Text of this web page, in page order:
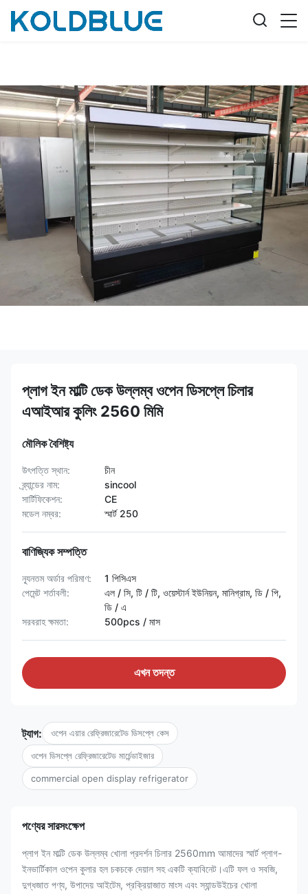
প্লাগ ইন মাল্টি ডেক উল্লম্ব ওপেন ডিসপ্লে চিলার
এআইআর কুলিং 2560 মিমি
মৌলিক বৈশিষ্ট্য
উৎপত্তি স্থান:
চীন
ব্র্যান্ডের নাম:
sincool
সার্টিফিকেশন:
CE
মডেল নম্বর:
স্মার্ট 250
বাণিজ্যিক সম্পত্তি
ন্যূনতম অর্ডার পরিমাণ:
1 পিসিএস
পেমেন্ট শর্তাবলী:
এল / সি, টি / টি, ওয়েস্টার্ন ইউনিয়ন, মানিগ্রাম, ডি / পি,
ডি / এ
সরবরাহ ক্ষমতা:
500pcs / মাস
এখন তদন্ত
ট্যাগ: ওপেন এয়ার রেফ্রিজারেটেড ডিসপ্লে কেস
ওপেন ডিসপ্লে রেফ্রিজারেটেড মার্চেন্ডাইজার
commercial open display refrigerator
পণ্যের সারসংক্ষেপ
প্লাগ ইন মাল্টি ডেক উল্লম্ব খোলা প্রদর্শন চিলার 2560mm আমাদের স্মার্ট প্লাগ-
ইনভার্টিকাল ওপেন কুলার হল চকচকে দেয়াল সহ একটি ক্যাবিনেট।এটি ফল ও সবজি,
দুগ্ধজাত পণ্য, উপাদেয় আইটেম, প্রক্রিয়াজাত মাংস এবং স্যান্ডউইচের খোলা